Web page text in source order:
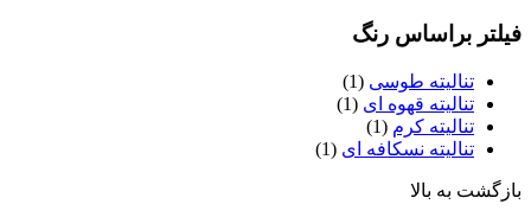
براساس رنگ
تنالیته طوسی (1)
تنالیته قهوه ای (1)
تنالیته کرم (1)
تنالیته نسکافه ای (1)
به بالا